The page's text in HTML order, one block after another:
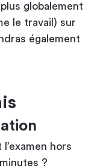
globalement
le travail) sur
également
hors
?